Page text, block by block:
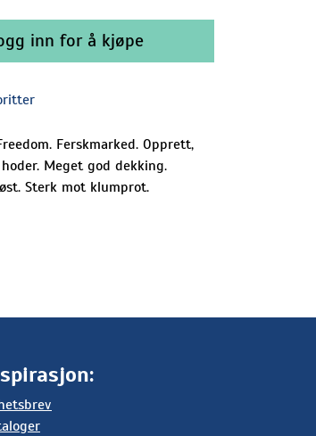
inn for å kjøpe
Ferskmarked. Opprett,
Meget god dekking.
Sterk mot klumprot.